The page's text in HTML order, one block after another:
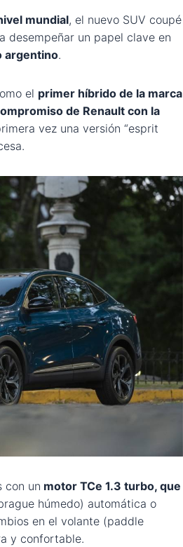
mundial, el nuevo SUV coupé
desempeñar un papel clave en
argentino.
el primer híbrido de la marca
de Renault con la
vez una versión “esprit
con un motor TCe 1.3 turbo, que
húmedo) automática o
en el volante (paddle
y confortable.